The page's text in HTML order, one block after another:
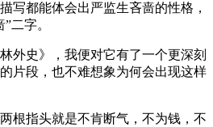
写都能体会出严监生吝啬的性格，
二字。
外史》，我便对它有了一个更深刻
片段，也不难想象为何会出现这样
根指头就是不肯断气，不为钱，不